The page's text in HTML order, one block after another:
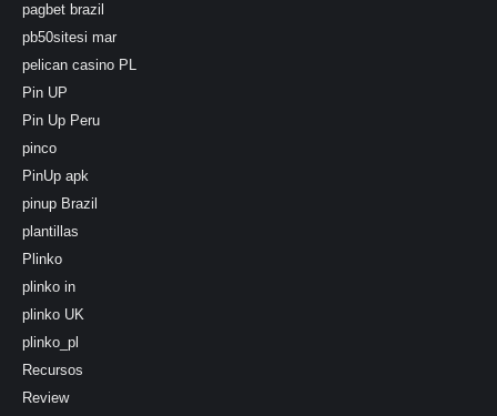
pagbet brazil
pb50sitesi mar
pelican casino PL
Pin UP
Pin Up Peru
pinco
PinUp apk
pinup Brazil
plantillas
Plinko
plinko in
plinko UK
plinko_pl
Recursos
Review